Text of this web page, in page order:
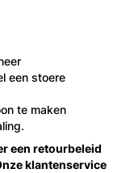
een stoere
te maken
een retourbeleid
klantenservice